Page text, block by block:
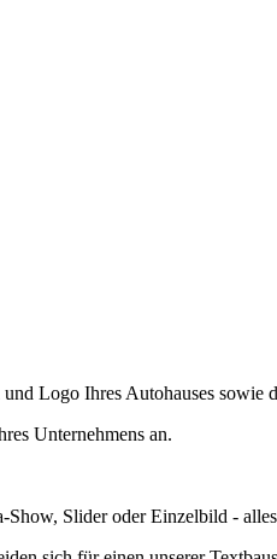
Logo Ihres Autohauses sowie
Unternehmens an.
Slider oder Einzelbild -